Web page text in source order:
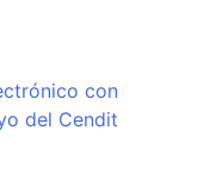
con
del Cendit